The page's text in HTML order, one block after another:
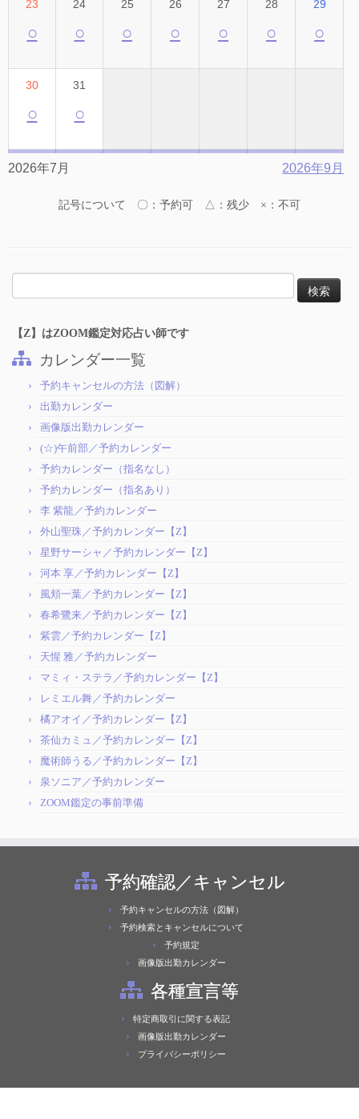
23
○
24
○
25
○
26
○
27
○
28
○
29
○
30
○
31
○
2026年7月 2026年9月
記号について 〇：予約可 △：残少 ×：不可
索:
【Z】はZOOM鑑定対応占い師です
カレンダー一覧
予約キャンセルの方法（図解）
出勤カレンダー
画像版出勤カレンダー
(☆)午前部／予約カレンダー
予約カレンダー（指名なし）
予約カレンダー（指名あり）
李 紫龍／予約カレンダー
外山聖珠／予約カレンダー【Z】
星野サーシャ／予約カレンダー【Z】
河本 享／予約カレンダー【Z】
風頬一葉／予約カレンダー【Z】
春希鷺来／予約カレンダー【Z】
紫雲／予約カレンダー【Z】
天惺 雅／予約カレンダー
マミィ・ステラ／予約カレンダー【Z】
レミエル舞／予約カレンダー
橘アオイ／予約カレンダー【Z】
茶仙カミュ／予約カレンダー【Z】
魔術師うる／予約カレンダー【Z】
泉ソニア／予約カレンダー
ZOOM鑑定の事前準備
予約確認／キャンセル
予約キャンセルの方法（図解）
予約検索とキャンセルについて
予約規定
画像版出勤カレンダー
各種宣言等
特定商取引に関する表記
画像版出勤カレンダー
プライバシーポリシー